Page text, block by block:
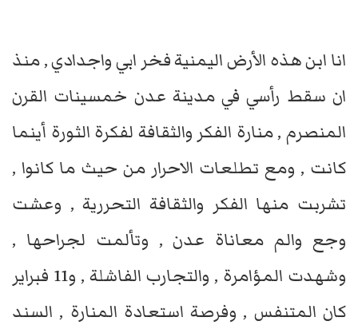
انا ابن هذه الأرض اليمنية فخر ابي واجدادي , منذ
ان سقط رأسي في مدينة عدن خمسينات القرن
المنصرم , منارة الفكر والثقافة لفكرة الثورة أينما
كانت , ومع تطلعات الاحرار من حيث ما كانوا ,
تشربت منها الفكر والثقافة التحررية , وعشت
وجع والم معاناة عدن , وتألمت لجراحها ,
وشهدت المؤامرة , والتجارب الفاشلة , و11 فبراير
كان المتنفس , وفرصة استعادة المنارة , السند